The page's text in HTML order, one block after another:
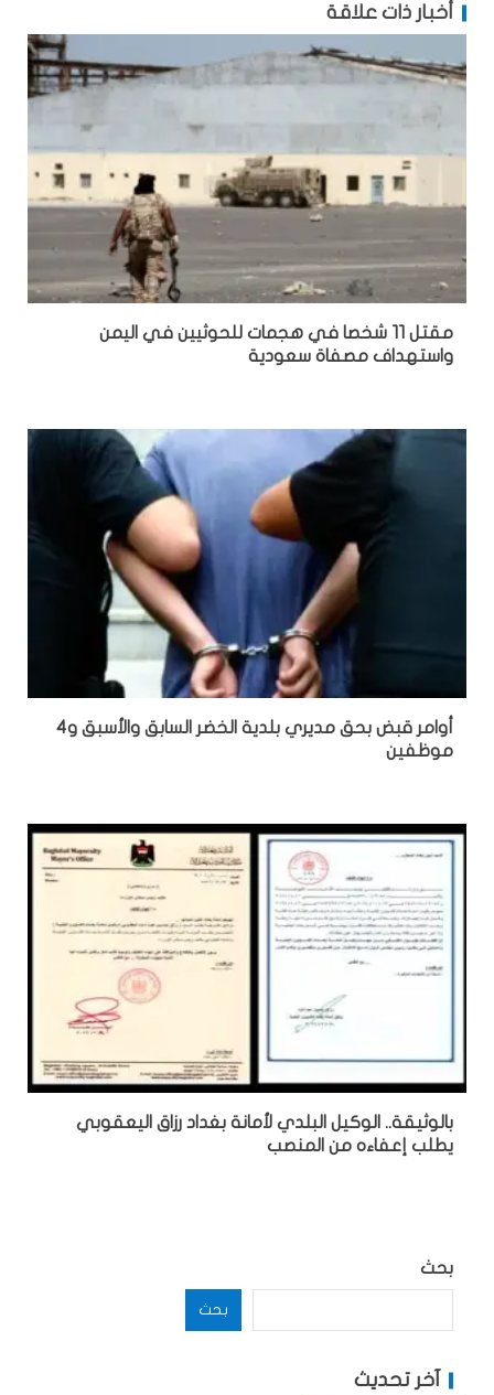
أخبار ذات علاقة
مقتل 11 شخصا في هجمات للحوثيين في اليمن
واستهداف مصفاة سعودية
أوامر قبض بحق مديري بلدية الخضر السابق والأسبق و4
موظفين
بالوثيقة.. الوكيل البلدي لأمانة بغداد رزاق اليعقوبي
يطلب إعفاءه من المنصب
بحث
بحث
آخر تحديث